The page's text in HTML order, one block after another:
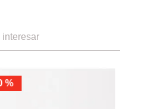
interesar
%